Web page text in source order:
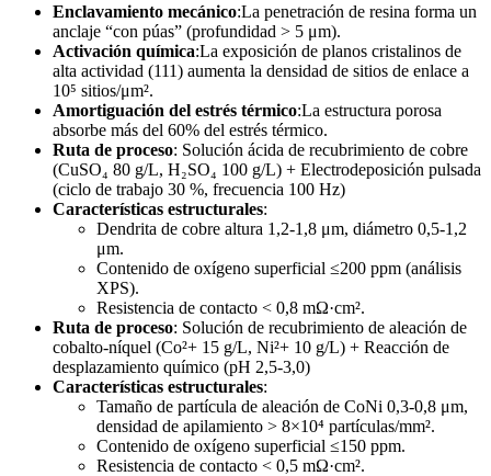
Enclavamiento mecánico:La penetración de resina forma un
anclaje “con púas” (profundidad > 5 μm).
Activación química:La exposición de planos cristalinos de
alta actividad (111) aumenta la densidad de sitios de enlace a
10⁵ sitios/μm².
Amortiguación del estrés térmico:La estructura porosa
absorbe más del 60% del estrés térmico.
Ruta de proceso: Solución ácida de recubrimiento de cobre
(CuSO₄ 80 g/L, H₂SO₄ 100 g/L) + Electrodeposición pulsada
(ciclo de trabajo 30 %, frecuencia 100 Hz)
Características estructurales:
Dendrita de cobre altura 1,2-1,8 μm, diámetro 0,5-1,2
μm.
Contenido de oxígeno superficial ≤200 ppm (análisis
XPS).
Resistencia de contacto < 0,8 mΩ·cm².
Ruta de proceso: Solución de recubrimiento de aleación de
cobalto-níquel (Co²+ 15 g/L, Ni²+ 10 g/L) + Reacción de
desplazamiento químico (pH 2,5-3,0)
Características estructurales:
Tamaño de partícula de aleación de CoNi 0,3-0,8 μm,
densidad de apilamiento > 8×10⁴ partículas/mm².
Contenido de oxígeno superficial ≤150 ppm.
Resistencia de contacto < 0,5 mΩ·cm².